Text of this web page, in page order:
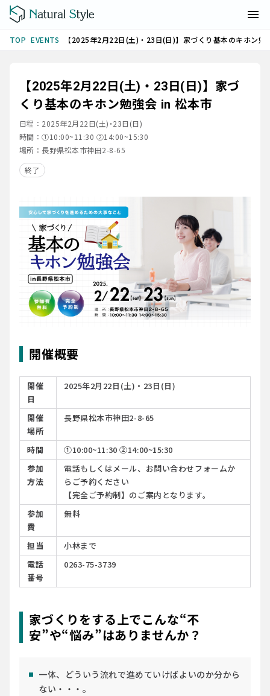
TOP EVENTS 【2025年2月22日(土)・23日(日)】家づくり基本のキホン勉
【2025年2月22日(土)・23日(日)】家づ
くり基本のキホン勉強会 in 松本市
日程： 2025年2月22日(土)・23日(日)
時間：①10:00~11:30 ➁14:00~15:30
場所： 長野県松本市神田2-8-65
終了
開催概要
開催
日
2025年2月22日(土)・23日(日)
開催
場所
長野県松本市神田2-8-65
時間
①10:00~11:30 ➁14:00~15:30
参加
方法
電話もしくはメール、お問い合わせフォームか
らご予約ください
【完全ご予約制】のご案内となります。
参加
費
無料
担当
小林まで
電話
番号
0263-75-3739
家づくりをする上でこんな“不
安”や“悩み”はありませんか？
一体、どういう流れで進めていけばよいのか分から
ない・・・。